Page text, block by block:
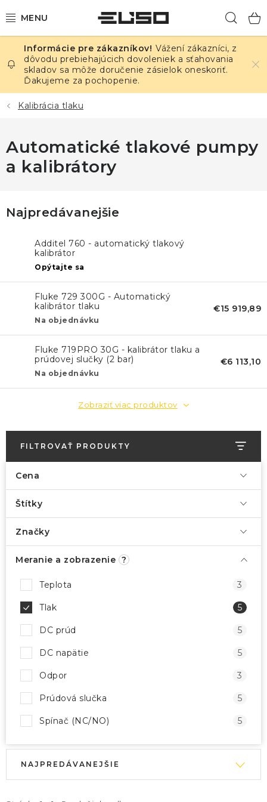
na
ELEKTRINA
TEPLOTA A VLHKOSŤ
TLAK A ÚNIKY
ZÁZNAMNÍKY
KALIBRÁCIA
TLAČ DPS
KONTAKTY
Obchodné podmienky GDPR Slovník pojmov
Vážení zákazníci, z
dôvodu prebiehajúcich dovoleniek a sťahovania
skladov sa môže doručenie zásielok oneskoriť.
Ďakujeme za pochopenie.
Kalibrácia tlaku
Automatické tlakové pumpy
a kalibrátory
Najpredávanejšie
Additel 760 - automatický tlakový
kalibrátor
Opýtajte sa
Fluke 729 300G - Automatický
kalibrátor tlaku
Na objednávku
€15 919,89
Fluke 719PRO 30G - kalibrátor tlaku a
prúdovej slučky (2 bar)
Na objednávku
€6 113,10
Zobraziť viac produktov
FILTROVAŤ PRODUKTY
Cena
Štítky
Značky
Meranie a zobrazenie ?
Teplota 3
Tlak 5
DC prúd 5
DC napätie 5
Odpor 3
Prúdová slučka 5
Spínač (NC/NO) 5
NAJPREDÁVANEJŠIE